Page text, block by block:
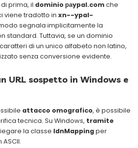
prima, il dominio раypal.comche
viene tradotto in xn--ypal-
segnala implicitamente la
standard. Tuttavia, se un dominio
di un unico alfabeto non latino,
senza conversione evidente.
URL sospetto in Windows e
attacco omografico, è possibile
tecnica. Su Windows, tramite
la classe IdnMappingper